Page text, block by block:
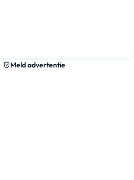
Meld advertentie